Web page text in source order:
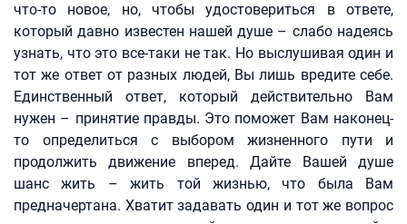
что-то новое, но, чтобы удостовериться в ответе,
который давно известен нашей душе – слабо надеясь
узнать, что это все-таки не так. Но выслушивая один и
тот же ответ от разных людей, Вы лишь вредите себе.
Единственный ответ, который действительно Вам
нужен – принятие правды. Это поможет Вам наконец-
то определиться с выбором жизненного пути и
продолжить движение вперед. Дайте Вашей душе
шанс жить – жить той жизнью, что была Вам
предначертана. Хватит задавать один и тот же вопрос